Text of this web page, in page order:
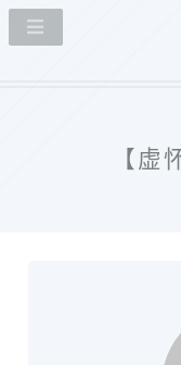
【虚